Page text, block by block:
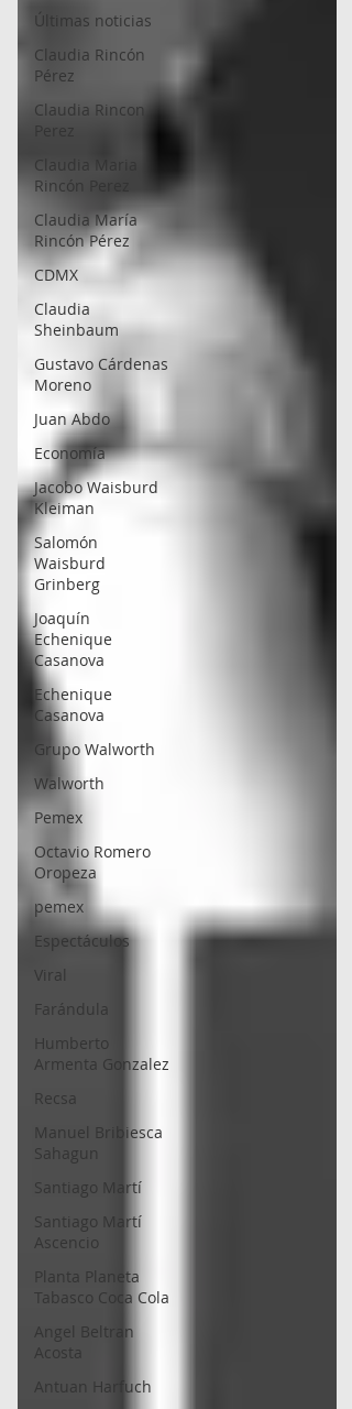
Últimas noticias
Claudia Rincón
Pérez
Claudia Rincon
Perez
Claudia Maria
Rincón Perez
Claudia María
Rincón Pérez
CDMX
Claudia
Sheinbaum
Gustavo Cárdenas
Moreno
Juan Abdo
Economía
Jacobo Waisburd
Kleiman
Salomón
Waisburd
Grinberg
Joaquín
Echenique
Casanova
Echenique
Casanova
Grupo Walworth
Walworth
Pemex
Octavio Romero
Oropeza
pemex
Espectáculos
Viral
Farándula
Humberto
Armenta Gonzalez
Recsa
Manuel Bribiesca
Sahagun
Santiago Martí
Santiago Martí
Ascencio
Planta Planeta
Tabasco Coca Cola
Angel Beltran
Acosta
Antuan Harfuch